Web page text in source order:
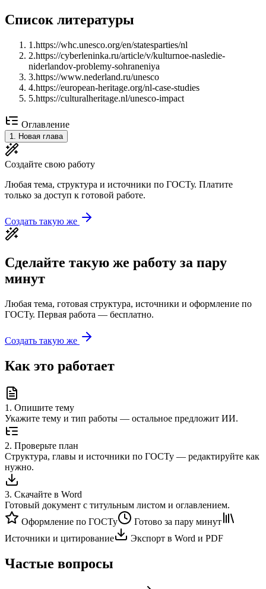
Список литературы
1 .https://whc.unesco.org/en/statesparties/nl
2.https://cyberleninka.ru/article/v/kulturnoe-nasledie-
niderlandov-problemy-sohraneniya
3.https://www.nederland.ru/unesco
4.https://european-heritage.org/nl-case-studies
5.https://culturalheritage.nl/unesco-impact
Оглавление
1 Новая глава
Создайте свою работу
Любая тема, структура и источники по ГОСТу. Платите
только за доступ к готовой работе.
Создать такую же
Сделайте такую же работу за пару
минут
Любая тема, готовая структура, источники и оформление по
ГОСТу. Первая работа — бесплатно.
Создать такую же
Как это работает
1 . Опишите тему
Укажите тему и тип работы — остальное предложит ИИ.
2. Проверьте план
Структура, главы и источники по ГОСТу — редактируйте как
нужно.
3. Скачайте в Word
Готовый документ с титульным листом и оглавлением.
Оформление по ГОСТу
Готово за пару минут
Источники и цитирование
Экспорт в Word и PDF
Частые вопросы